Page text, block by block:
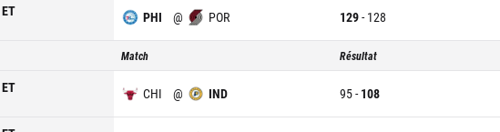
ET PHI @ POR 129- 128
Match Résultat
ET CHI @ IND 95- 108